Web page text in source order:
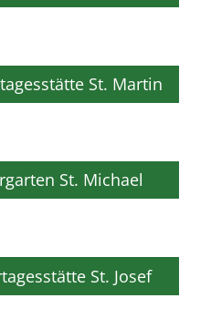
St. Martin
St. Michael
St. Josef